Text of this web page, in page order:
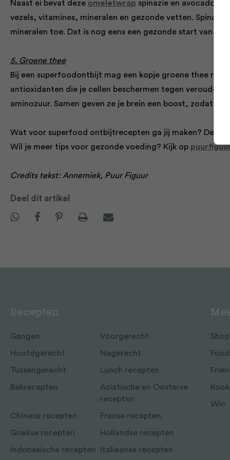
Naast ei bevat deze omeletwrap spinazie en avocado,
vezels, vitamines, mineralen en gezonde vetten.
mineralen toe. Dat is nog eens een gezonde start van de
5. Groene thee
Bij een superfoodontbijt mag een kopje groene thee
antioxidanten die je cellen beschermen tegen
aminozuur. Samen geven ze je brein een boost, zodat jij
Wat voor superfood ontbijtrecepten ga jij maken? Deel
Wil je meer tips voor gezonde voeding? Kijk op
Credits tekst: Annemiek, Puur Figuur
Deel dit artikel
Recepten
Gangen Voorgerecht
Hoofdgerecht Nagerecht
Tussengerecht Lunch recepten
Bakrecepten
Aziatische en Oosterse
recepten
Chinese recepten Franse recepten
Griekse recepten Hollandse recepten
Indonesische recepten Italiaanse recepten
Shop
Win